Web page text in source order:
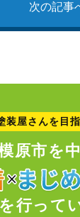
次の記事
装屋さんを目
原市を
行って